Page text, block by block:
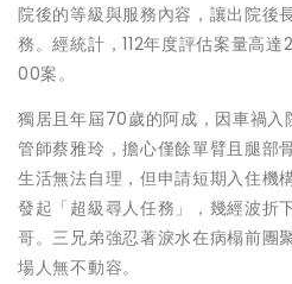
院後的等級與服務內容，讓出院後
務。經統計，112年度評估案量高達
00案。
獨居且年屆70歲的阿成，因車禍入
管師蔡雅玲，擔心僅餘單臂且腿部
生活無法自理，但申請短期入住機
發起「超級尋人任務」，幾經波折
哥。三兄弟強忍著淚水在病榻前團
場人無不動容。